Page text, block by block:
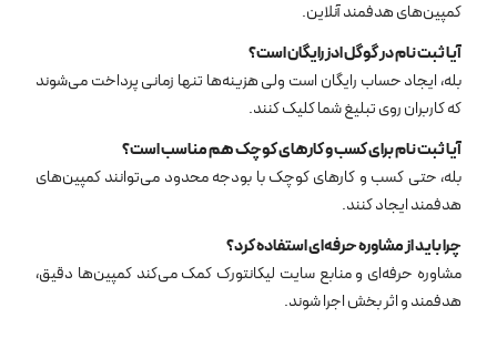
کمپین‌های هدفمند آنلاین.
آیا ثبت نام در گوگل ادز رایگان است؟
بله، ایجاد حساب رایگان است ولی هزینه‌ها تنها زمانی پرداخت می‌شوند
که کاربران روی تبلیغ شما کلیک کنند.
آیا ثبت نام برای کسب ‌و کارهای کوچک هم مناسب است؟
بله، حتی کسب ‌و کارهای کوچک با بودجه محدود می‌توانند کمپین‌های
هدفمند ایجاد کنند.
چرا باید از مشاوره حرفه‌ای استفاده کرد؟
مشاوره حرفه‌ای و منابع سایت لیکانتورک کمک می‌کند کمپین‌ها دقیق،
هدفمند و اثر بخش اجرا شوند.